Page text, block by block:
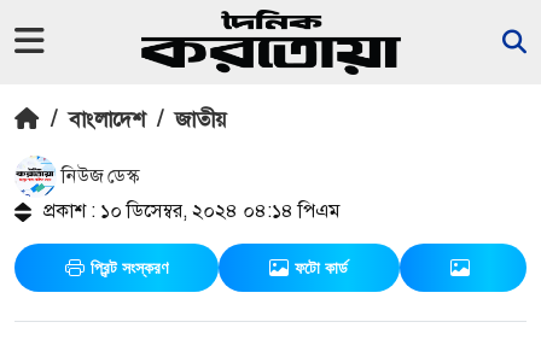
/ বাংলাদেশ / জাতীয়
নিউজ ডেস্ক
প্রকাশ : ১০ ডিসেম্বর, ২০২৪ ০৪:১৪ পিএম
প্রিন্ট সংস্করণ ফটো কার্ড